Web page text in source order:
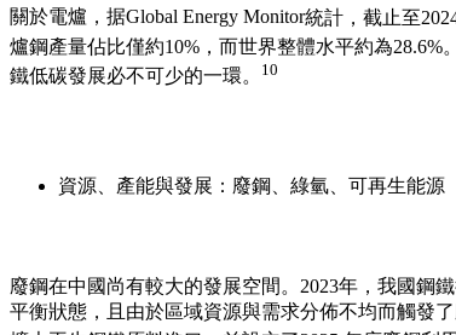
關於電爐，据Global Energy Monitor統計，截止至
爐鋼產量佔比僅約10%，而世界整體水平約為28.6%。
鐵低碳發展必不可少的一環。
10
資源、產能與發展：廢鋼、綠氫、可再生能源
廢鋼在中國尚有較大的發展空間。 2023年，我國鋼
平衡狀態，且由於區域資源與需求分佈不均而觸發